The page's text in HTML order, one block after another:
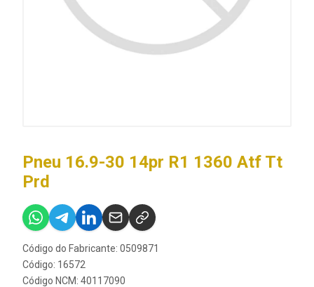
Pneu 16.9-30 14pr R1 1360 Atf Tt
Prd
Código do Fabricante: 0509871
Código: 16572
Código NCM: 40117090